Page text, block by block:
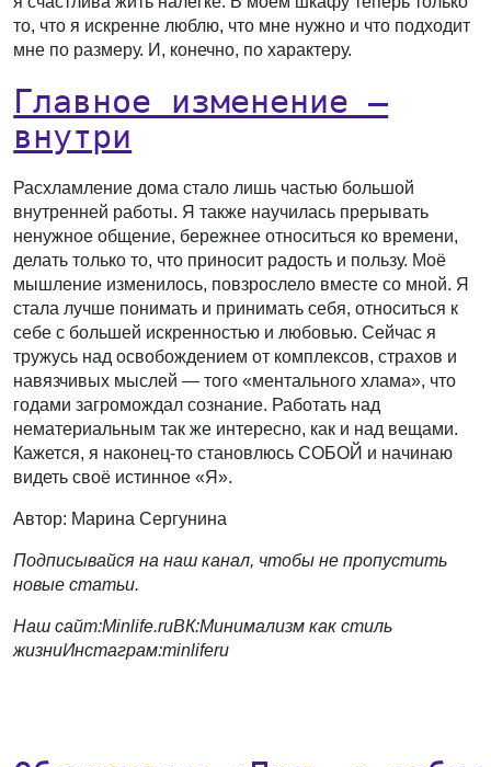
то, что я искренне люблю, что мне нужно и что подходит
мне по размеру. И, конечно, по характеру.
Главное изменение —
внутри
Расхламление дома стало лишь частью большой
внутренней работы. Я также научилась прерывать
ненужное общение, бережнее относиться ко времени,
делать только то, что приносит радость и пользу. Моё
мышление изменилось, повзрослело вместе со мной. Я
стала лучше понимать и принимать себя, относиться к
себе с большей искренностью и любовью. Сейчас я
тружусь над освобождением от комплексов, страхов и
навязчивых мыслей — того «ментального хлама», что
годами загромождал сознание. Работать над
нематериальным так же интересно, как и над вещами.
Кажется, я наконец-то становлюсь СОБОЙ и начинаю
видеть своё истинное «Я».
Автор: Марина Сергунина
Подписывайся на наш канал, чтобы не пропустить
новые статьи.
Наш сайт:Minlife.ruВК:Минимализм как стиль
жизниИнстаграм:minliferu